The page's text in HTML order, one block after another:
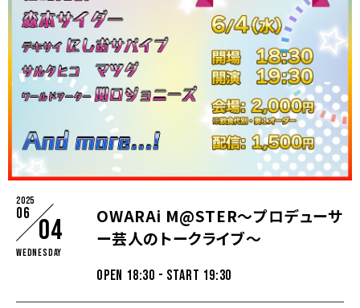
2025
06
04
Wednesday
OWARAi M@STER〜プロデューサ
ー芸人のトークライブ〜
OPEN 18:30 - START 19:30